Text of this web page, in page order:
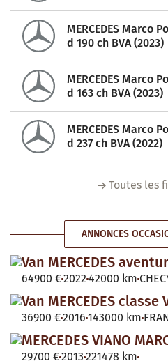
MERCEDES Marco
d 190 ch BVA (2023)
MERCEDES Marco
d 163 ch BVA (2023)
MERCEDES Marco
d 237 ch BVA (2022)
Toutes les
ANNONCES
Van MERCEDES
64900 €2022 42000 km
Van MERCEDES classe
36900 €2016 143000 km
MERCEDES VIANO
29700 €2013 221478 km